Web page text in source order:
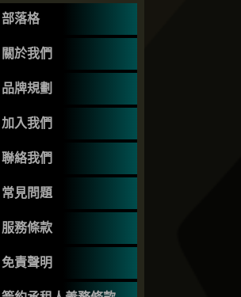
部落格
關於我們
品牌規劃
加入我們
聯絡我們
常見問題
服務條款
免責聲明